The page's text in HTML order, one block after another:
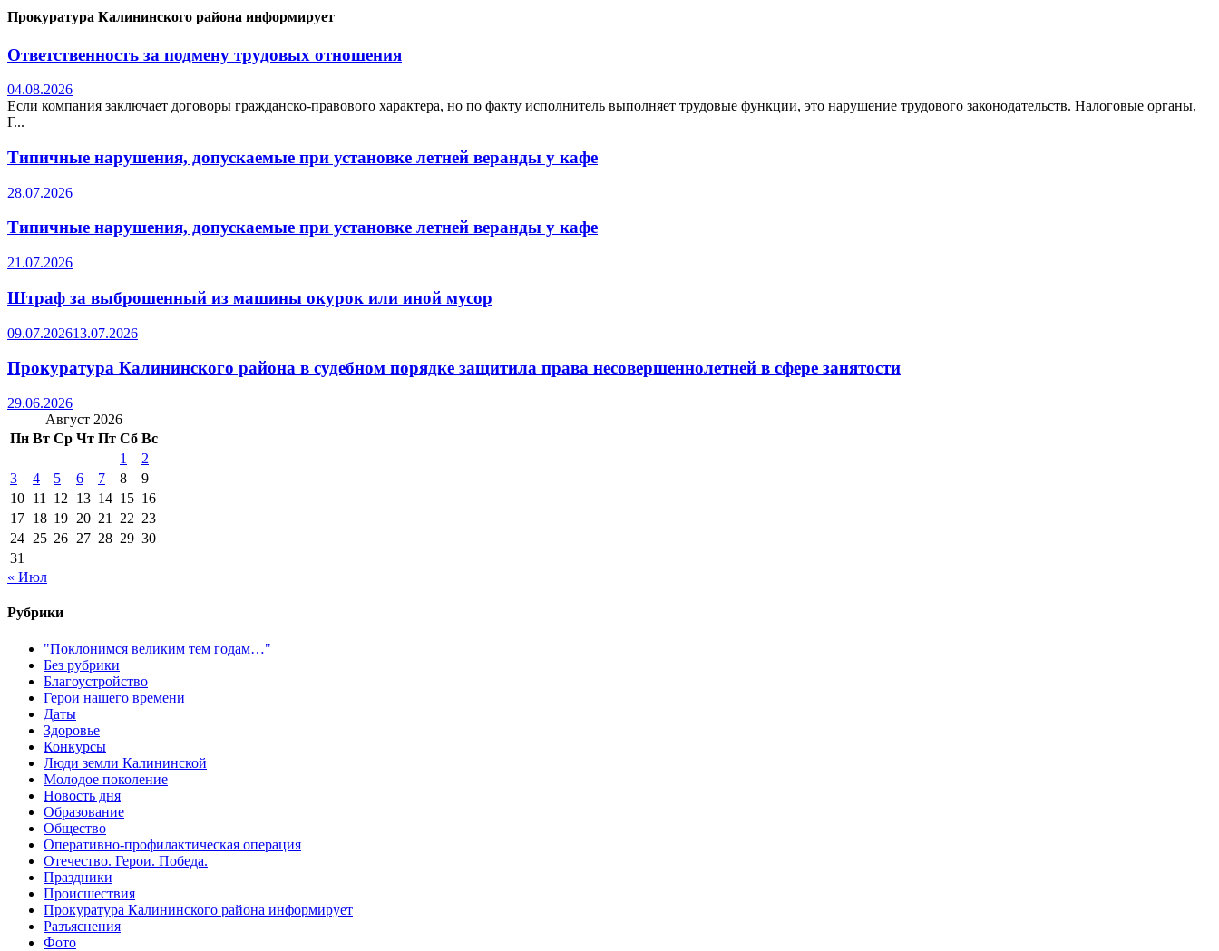
Прокуратура Калининского района информирует
Ответственность за подмену трудовых отношения
04.08.2026
Если компания заключает договоры гражданско-правового характера, но по факту исполнитель выполняет трудовые функции, это нарушение трудового законодательств. Налоговые органы,
Г...
Типичные нарушения, допускаемые при установке летней веранды у кафе
28.07.2026
Типичные нарушения, допускаемые при установке летней веранды у кафе
21.07.2026
Штраф за выброшенный из машины окурок или иной мусор
09.07.202613.07.2026
Прокуратура Калининского района в судебном порядке защитила права несовершеннолетней в сфере занятости
29.06.2026
Август 2026
Пн Вт Ср Чт Пт Сб Вс
1
2
3
4 5 6 7 8
9
10 11 12 13 14 15 16
17 18 19 20 21 22 23
24 25 26 27 28 29 30
31
« Июл
Рубрики
"Поклонимся великим тем годам…"
Без рубрики
Благоустройство
Герои нашего времени
Даты
Здоровье
Конкурсы
Люди земли Калининской
Молодое поколение
Новость дня
Образование
Общество
Оперативно-профилактическая операция
Отечество. Герои. Победа.
Праздники
Происшествия
Прокуратура Калининского района информирует
Разъяснения
Фото